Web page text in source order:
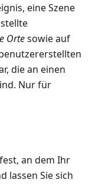
eine Szene
Ortesowie auf
die an einen
Nur für
an dem Ihr
lassen Sie sich